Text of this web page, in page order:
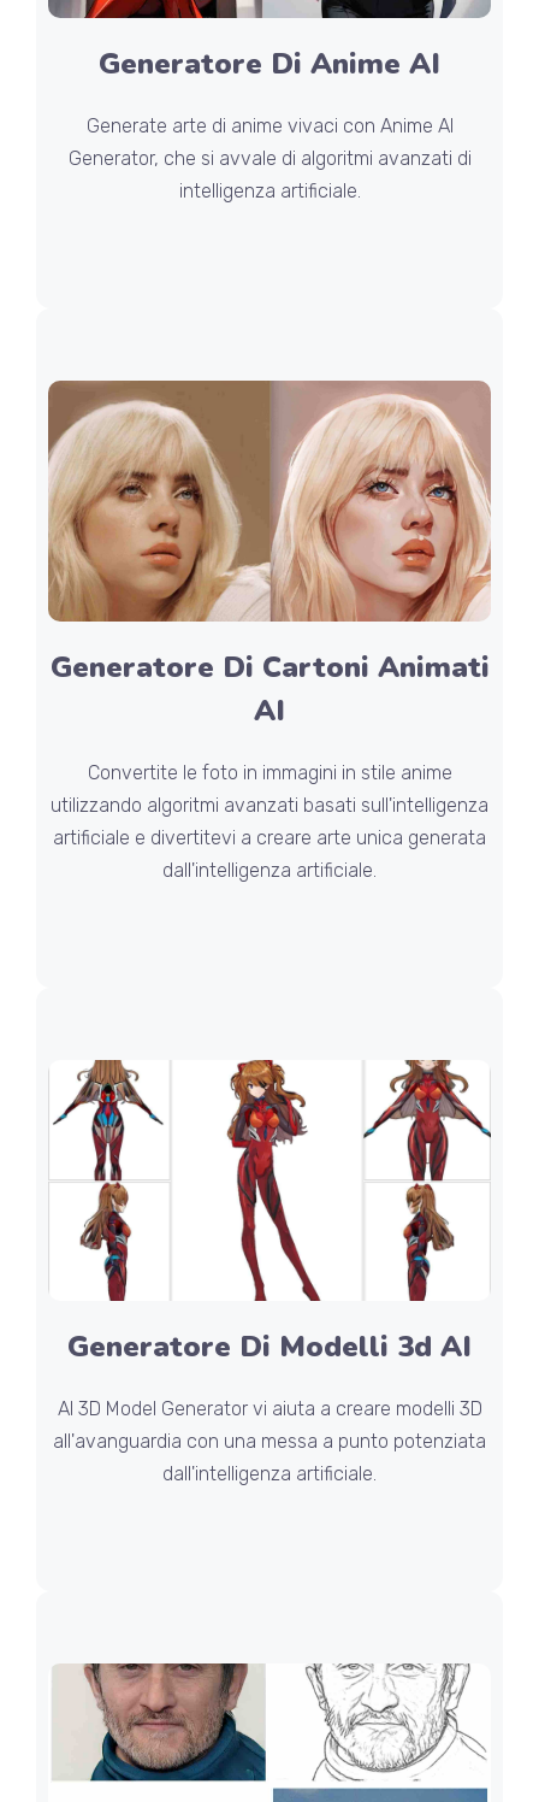
Generatore Di Anime AI
Generate arte di anime vivaci con Anime AI
Generator, che si avvale di algoritmi avanzati di
intelligenza artificiale.
Generatore Di Cartoni Animati
AI
Convertite le foto in immagini in stile anime
utilizzando algoritmi avanzati basati sull'intelligenza
artificiale e divertitevi a creare arte unica generata
dall'intelligenza artificiale.
Generatore Di Modelli 3d AI
AI 3D Model Generator vi aiuta a creare modelli 3D
all'avanguardia con una messa a punto potenziata
dall'intelligenza artificiale.